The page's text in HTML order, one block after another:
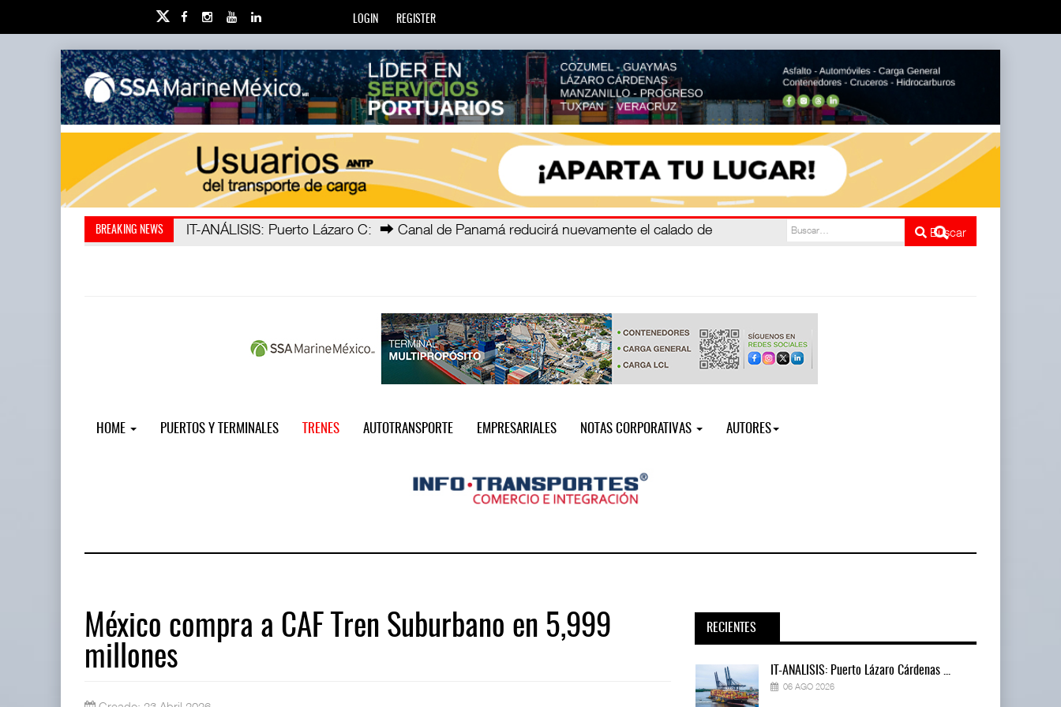
LOGIN REGISTER
BREAKING NEWS IT-ANÁLISIS: Puerto Lázaro C
La ATTRAPI licita red de telec: La Agencia de Trenes y Transporte Público Integrado (ATTRAPI)
Buscar
HOME PUERTOS Y TERMINALES TRENES AUTOTRANSPORTE EMPRESARIALES NOTAS CORPORATIVAS AUTORES
México compra a CAF Tren Suburbano en 5,999
millones
RECIENTES
IT-ANÁLISIS: Puerto Lázaro Cárdenas ...
06 AGO 2026